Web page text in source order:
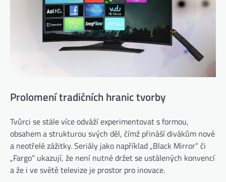
Prolomení tradičních hranic tvorby
Tvůrci se stále více odváží experimentovat s formou,
obsahem a strukturou svých děl, čímž přináší divákům nové
a neotřelé zážitky. Seriály jako například „Black Mirror“ či
„Fargo“ ukazují, že není nutné držet se ustálených konvencí
a že i ve světě televize je prostor pro inovace.